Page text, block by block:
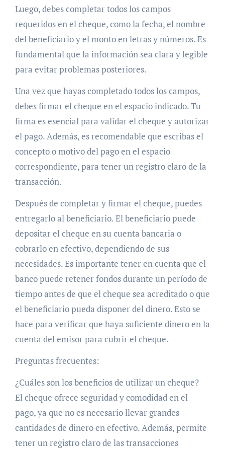
Luego, debes completar todos los campos
requeridos en el cheque, como la fecha, el nombre
del beneficiario y el monto en letras y números. Es
fundamental que la información sea clara y legible
para evitar problemas posteriores.
Una vez que hayas completado todos los campos,
debes firmar el cheque en el espacio indicado. Tu
firma es esencial para validar el cheque y autorizar
el pago. Además, es recomendable que escribas el
concepto o motivo del pago en el espacio
correspondiente, para tener un registro claro de la
transacción.
Después de completar y firmar el cheque, puedes
entregarlo al beneficiario. El beneficiario puede
depositar el cheque en su cuenta bancaria o
cobrarlo en efectivo, dependiendo de sus
necesidades. Es importante tener en cuenta que el
banco puede retener fondos durante un período de
tiempo antes de que el cheque sea acreditado o que
el beneficiario pueda disponer del dinero. Esto se
hace para verificar que haya suficiente dinero en la
cuenta del emisor para cubrir el cheque.
Preguntas frecuentes:
¿Cuáles son los beneficios de utilizar un cheque?
El cheque ofrece seguridad y comodidad en el
pago, ya que no es necesario llevar grandes
cantidades de dinero en efectivo. Además, permite
tener un registro claro de las transacciones